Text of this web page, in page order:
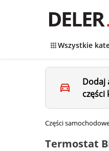
Wszystkie
Dodaj
części
Części
Termostat